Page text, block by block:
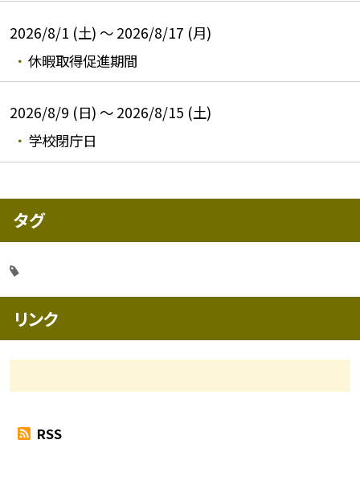
2026/8/1 (土) ～ 2026/8/17 (月)
休暇取得促進期間
2026/8/9 (日) ～ 2026/8/15 (土)
学校閉庁日
タグ
リンク
RSS